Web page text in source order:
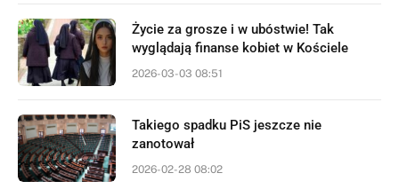
Życie za grosze i w ubóstwie! Tak
wyglądają finanse kobiet w Kościele
2026-03-03 08:51
Takiego spadku PiS jeszcze nie
zanotował
2026-02-28 08:02